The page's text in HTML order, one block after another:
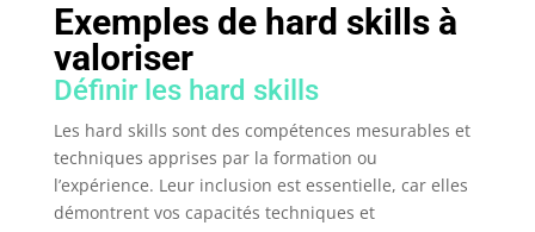
Exemples de hard skills à
valoriser
Définir les hard skills
Les hard skills sont des compétences mesurables et
techniques apprises par la formation ou
l’expérience. Leur inclusion est essentielle, car elles
démontrent vos capacités techniques et